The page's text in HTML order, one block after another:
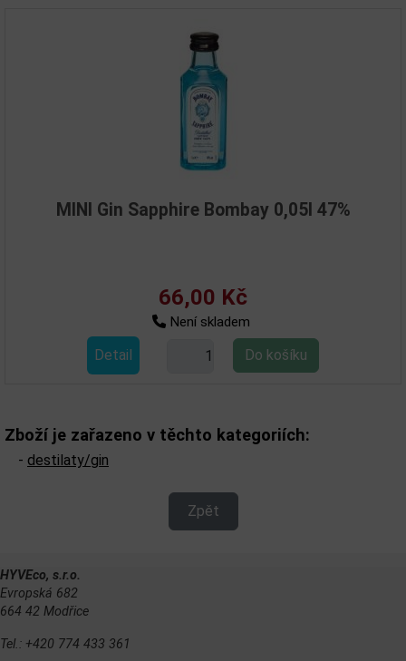
MINI Gin Sapphire Bombay 0,05l 47%
66,00 Kč
Není skladem
Detail
Zboží je zařazeno v těchto kategoriích:
- destilaty/gin
Zpět
HYVEco, s.r.o.
Evropská 682
664 42 Modřice
Tel.: +420 774 433 361